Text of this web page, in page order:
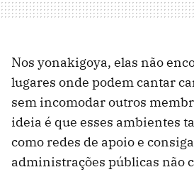
Nos yonakigoya, elas não
lugares onde podem cantar
sem incomodar outros
ideia é que esses ambientes
como redes de apoio e
administrações públicas não